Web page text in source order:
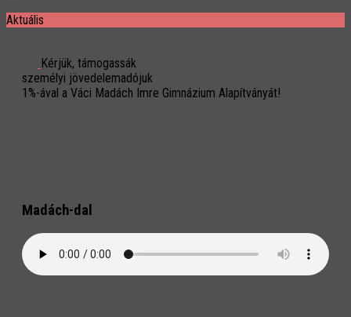
Aktuális
Kérjük, támogassák
személyi jövedelemadójuk
1%-ával a Váci Madách Imre Gimnázium Alapítványát!
Madách-dal